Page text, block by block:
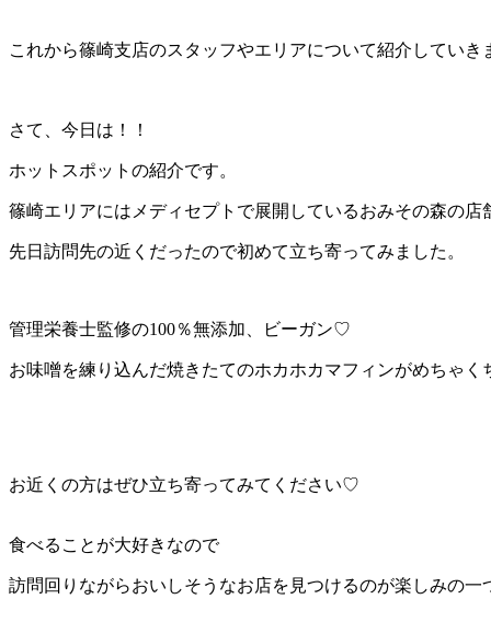
これから篠崎支店のスタッフやエリアについて紹介してい
さて、今日は！！
ホットスポットの紹介です。
篠崎エリアにはメディセプトで展開しているおみその森の店
先日訪問先の近くだったので初めて立ち寄ってみました。
管理栄養士監修の100％無添加、ビーガン♡
お味噌を練り込んだ焼きたてのホカホカマフィンがめちゃく
お近くの方はぜひ立ち寄ってみてください♡
食べることが大好きなので
訪問回りながらおいしそうなお店を見つけるのが楽しみの一